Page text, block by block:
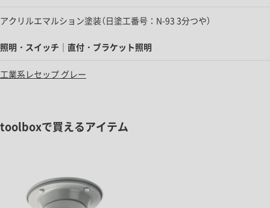
アクリルエマルション塗装（日塗工番号：N-93 3分つや）
照明・スイッチ｜直付・ブラケット照明
工業系レセップ グレー
toolboxで買えるアイテム